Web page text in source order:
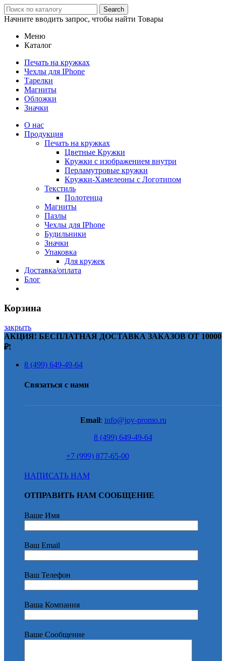
Search
Начните вводить запрос, чтобы найти Товары
Меню
Каталог
Печать на кружках
Чехлы для IPhone
Тарелки
Магниты
Обложки
Значки
О нас
Продукция
Печать на кружках
Цветные Кружки
Кружки с изображением внутри
Перламутровые кружки
Кружки-Хамелеоны с Логотипом
Текстиль
Полотенца
Магниты
Пазлы
Чехлы для IPhone
Будильники
Значки
Упаковка
Для кружек
Доставка/оплата
Блог
Корзина
закрыть
АКЦИЯ! БЕСПЛАТНАЯ ДОСТАВКА ЗАКАЗОВ ОТ 10000
₽!
8 (499) 649-49-64
Связаться с нами
Email: info@joy-promo.ru
8 (499) 649-49-64
+7 (999) 877-65-00
НАПИСАТЬ НАМ
ОТПРАВИТЬ НАМ СООБЩЕНИЕ
Ваше Имя
Ваш Email
Ваш Телефон
Ваша Компания
Ваше Сообщение